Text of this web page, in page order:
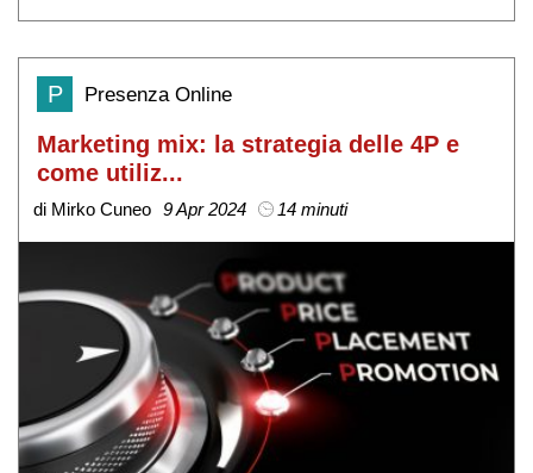
P Presenza Online
Marketing mix: la strategia delle 4P e
come utiliz...
di Mirko Cuneo 9 Apr 2024 14 minuti